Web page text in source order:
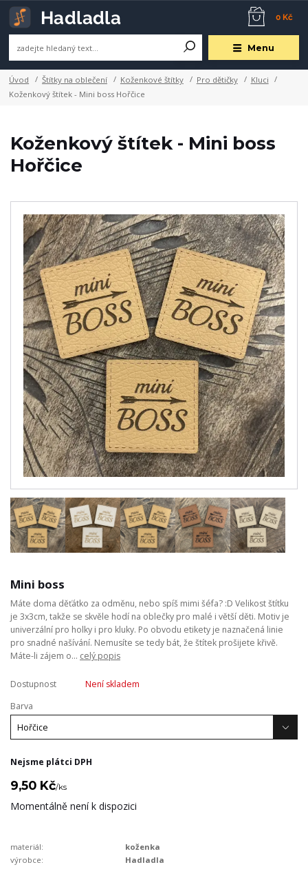
Menu
0 Kč
Úvod Štítky na oblečení Koženkové štítky Pro dětičky
Kluci
Koženkový štítek - Mini boss Hořčice
Koženkový štítek - Mini boss
Hořčice
Mini boss
Máte doma děťátko za odměnu, nebo spíš mimi šéfa? :D Velikost štítku
je 3x3cm, takže se skvěle hodí na oblečky pro malé i větší děti. Motiv je
univerzální pro holky i pro kluky. Po obvodu etikety je naznačená linie
pro snadné našívání. Nemusíte se tedy bát, že štítek prošijete křivě.
Máte-li zájem o... celý popis
Dostupnost
Není skladem
Barva
Nejsme plátci DPH
9,50 Kč/ks
Momentálně není k dispozici
materiál:
koženka
výrobce:
Hadladla